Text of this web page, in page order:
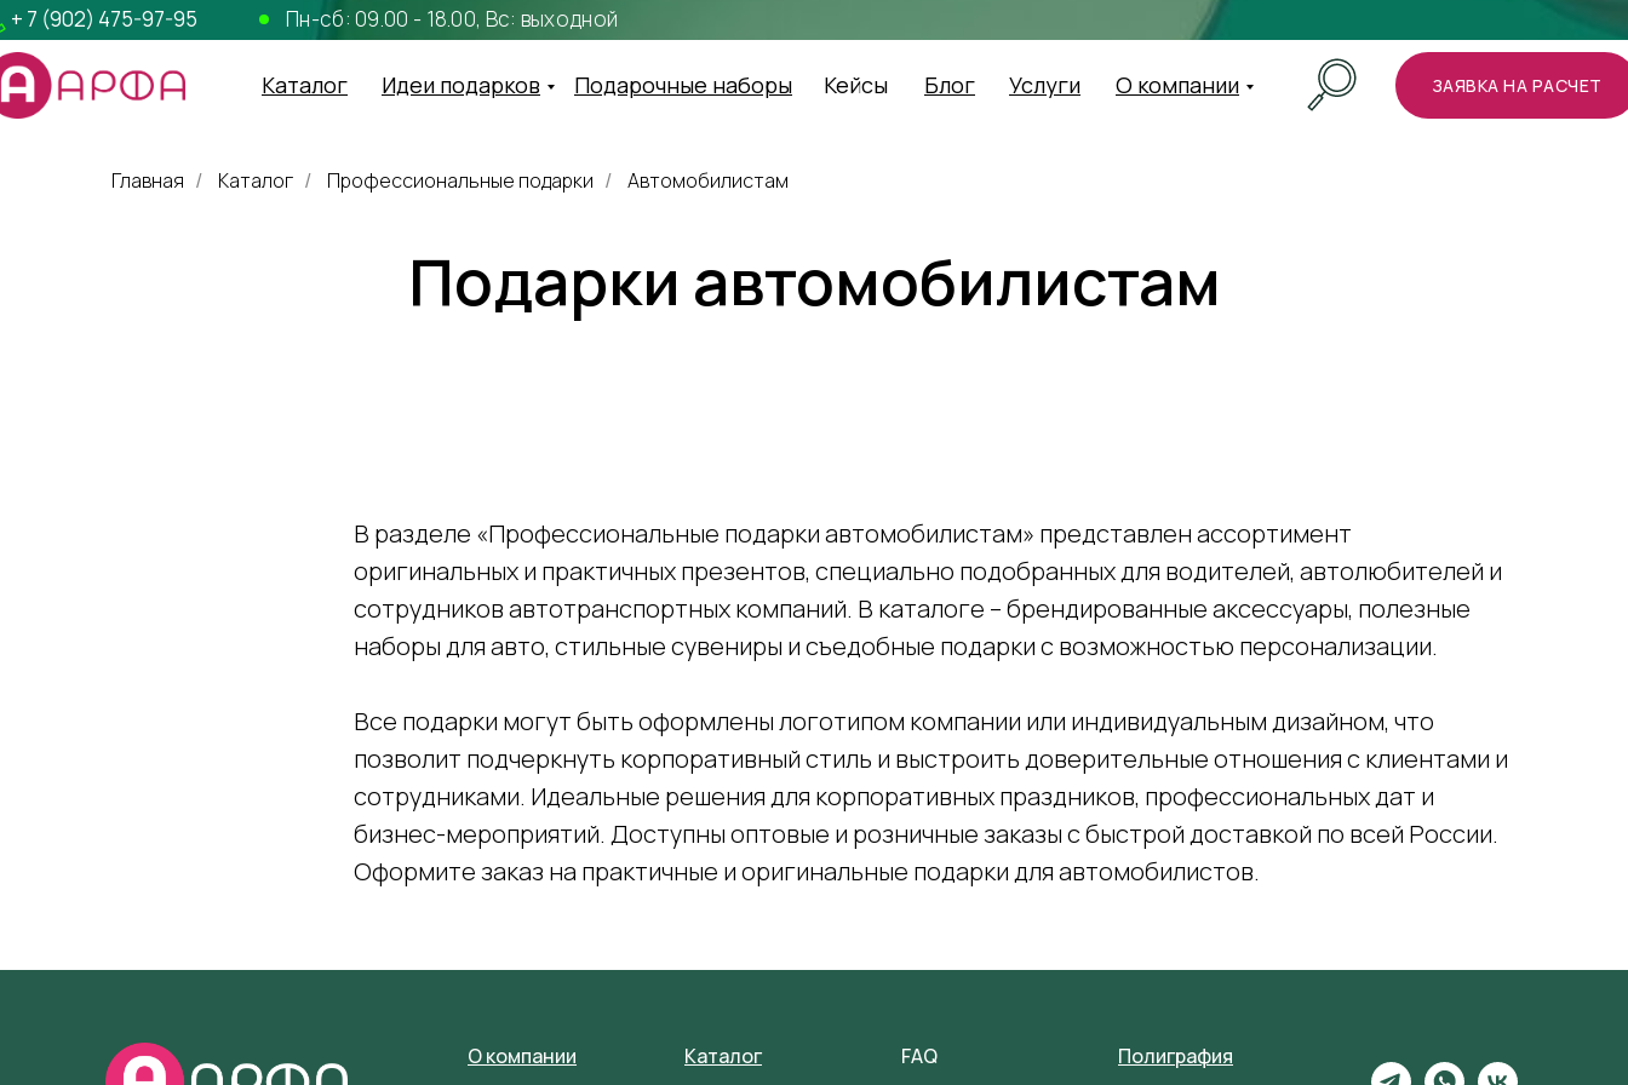
Пн-сб: 09.00 - 18.00, Вс: выходной
Каталог Идеи подарков Подарочные наборы Кейсы Блог Услуги О компании
+ 7 (902) 475-97-95
ЗАЯВКА НА РАСЧЕТ
Главная / Каталог / Профессиональные подарки / Автомобилистам
Подарки автомобилистам
В разделе «Профессиональные подарки автомобилистам» представлен ассортимент
оригинальных и практичных презентов, специально подобранных для водителей, автолюбителей и
сотрудников автотранспортных компаний. В каталоге – брендированные аксессуары, полезные
наборы для авто, стильные сувениры и съедобные подарки с возможностью персонализации.
Все подарки могут быть оформлены логотипом компании или индивидуальным дизайном, что
позволит подчеркнуть корпоративный стиль и выстроить доверительные отношения с клиентами и
сотрудниками. Идеальные решения для корпоративных праздников, профессиональных дат и
бизнес-мероприятий. Доступны оптовые и розничные заказы с быстрой доставкой по всей России.
Оформите заказ на практичные и оригинальные подарки для автомобилистов.
О компании Каталог FAQ Полиграфия